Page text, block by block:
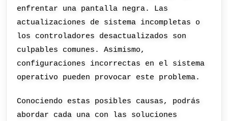
enfrentar una pantalla negra. Las
actualizaciones de sistema incompletas o
los controladores desactualizados son
culpables comunes. Asimismo,
configuraciones incorrectas en el sistema
operativo pueden provocar este problema.
Conociendo estas posibles causas, podrás
abordar cada una con las soluciones